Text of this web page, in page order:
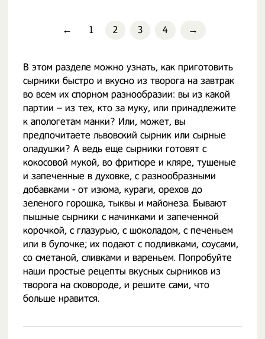
В этом разделе можно узнать, как приготовить
сырники быстро и вкусно из творога на завтрак
во всем их спорном разнообразии: вы из какой
партии – из тех, кто за муку, или принадлежите
к апологетам манки? Или, может, вы
предпочитаете львовский сырник или сырные
оладушки? А ведь еще сырники готовят с
кокосовой мукой, во фритюре и кляре, тушеные
и запеченные в духовке, с разнообразными
добавками - от изюма, кураги, орехов до
зеленого горошка, тыквы и майонеза. Бывают
пышные сырники с начинками и запеченной
корочкой, с глазурью, с шоколадом, с печеньем
или в булочке; их подают с подливками, соусами,
со сметаной, сливками и вареньем. Попробуйте
наши простые рецепты вкусных сырников из
творога на сковороде, и решите сами, что
больше нравится.
← 1 2 3 4 →